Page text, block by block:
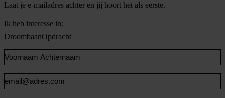
Laat je e-mailadres achter en jij hoort het als eerste.
Ik heb interesse in:
DroombaanOpdracht
Voornaam
en
Email
(Vereist)